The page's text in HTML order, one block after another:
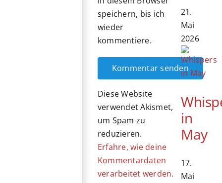
speichern, bis ich
wieder
kommentiere.
Diese Website
verwendet Akismet,
um Spam zu
reduzieren.
Erfahre, wie deine
Kommentardaten
verarbeitet werden.
21.
Mai
2026
in
May
17.
Mai